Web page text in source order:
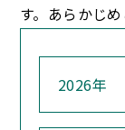
す。あらかじ
2026年